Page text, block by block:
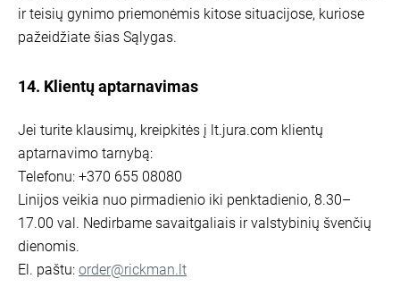
ir teisių gynimo priemonėmis kitose situacijose, kuriose
pažeidžiate šias Sąlygas.
14. Klientų aptarnavimas
Jei turite klausimų, kreipkitės į lt.jura.com klientų
aptarnavimo tarnybą:
Telefonu: +370 655 08080
Linijos veikia nuo pirmadienio iki penktadienio, 8.30–
17.00 val. Nedirbame savaitgaliais ir valstybinių švenčių
dienomis.
El. paštu: order@rickman.lt